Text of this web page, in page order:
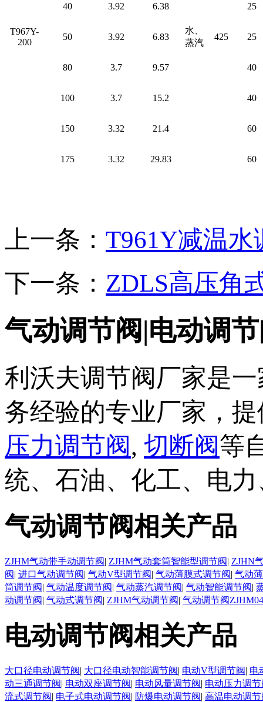
T967Y-
200
水、
蒸汽
425
40 3.92 6.38 25
50 3.92 6.83 25
80 3.7 9.57 40
100 3.7 15.2 40
150 3.32 21.4 60
175 3.32 29.83 60
上一条： T961Y减温水
下一条： ZDLS高压角
气动调节阀|电动调
利沃夫调节阀厂家是
务经验的专业厂家，
压力调节阀, 切断阀等
统、石油、化工、电
气动调节阀相关产品
ZJHM气动带手动调节阀| ZJHM气动套筒智能型调节阀| ZJHN
阀| 进口气动调节阀| 气动V型调节阀| 气动薄膜式调节阀| 气动
筒调节阀| 气动温度调节阀| 气动蒸汽调节阀| 气动智能调节阀|
动调节阀| 气动式调节阀| ZJHM气动调节阀| 气动调节阀ZJHM04
电动调节阀相关产品
大口径电动调节阀| 大口径电动智能调节阀| 电动V型调节阀| 电
动三通调节阀| 电动双座调节阀| 电动风量调节阀| 电动压力调节
流式调节阀| 电子式电动调节阀| 防爆电动调节阀| 高温电动调节